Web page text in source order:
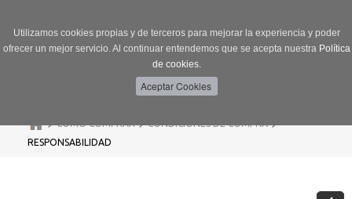
Utilizamos cookies propias y de terceros para mejorar la experiencia y poder
ofrecer un mejor servicio. Al continuar entendemos que se acepta nuestra Política
de cookies.
>CÓMO COMPRAR>CONDICIONES DE COMPRA>
RESPONSABILIDAD